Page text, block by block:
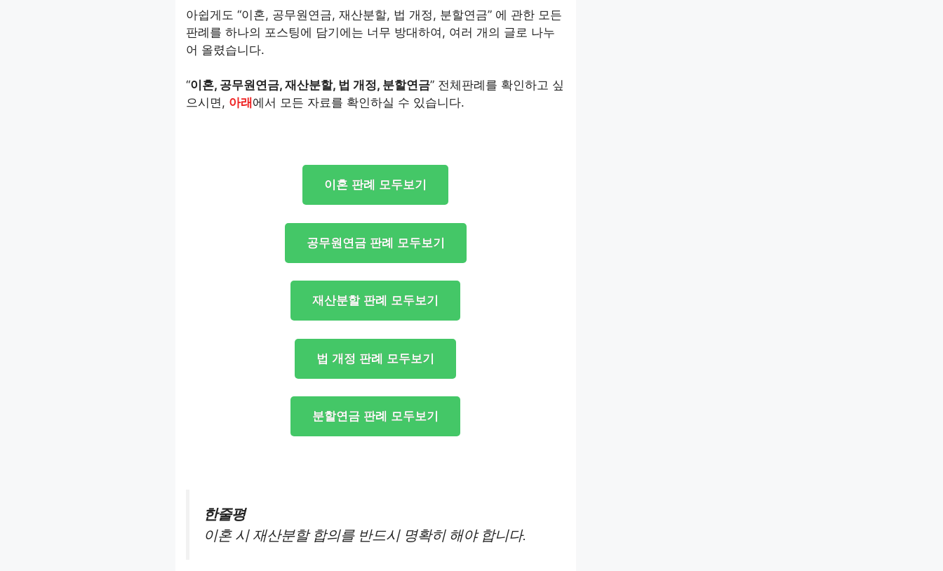
아쉽게도 “이혼, 공무원연금, 재산분할, 법 개정, 분할연금” 에 관한 모든
판례를 하나의 포스팅에 담기에는 너무 방대하여, 여러 개의 글로 나누
어 올렸습니다.
“이혼, 공무원연금, 재산분할, 법 개정, 분할연금” 전체판례를 확인하고 싶
으시면, 아래 에서 모든 자료를 확인하실 수 있습니다.
이혼 판례 모두보기
공무원연금 판례 모두보기
재산분할 판례 모두보기
법 개정 판례 모두보기
분할연금 판례 모두보기
한줄평
이혼 시 재산분할 합의를 반드시 명확히 해야 합니다.